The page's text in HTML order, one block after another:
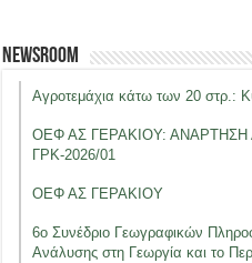
Newsroom
Αγροτεμάχια κάτω των 20 στρ.:
ΟΕΦ ΑΣ ΓΕΡΑΚΙΟΥ:
ΓΡΚ-2026/01
ΟΕΦ ΑΣ ΓΕΡΑΚΙΟΥ
6ο Συνέδριο Γεωγραφικών
Ανάλυσης στη Γεωργία και το